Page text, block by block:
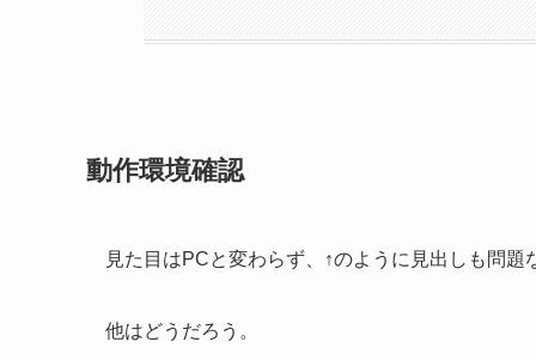
動作環境確認
見た目はPCと変わらず、↑のように見出しも問題
他はどうだろう。